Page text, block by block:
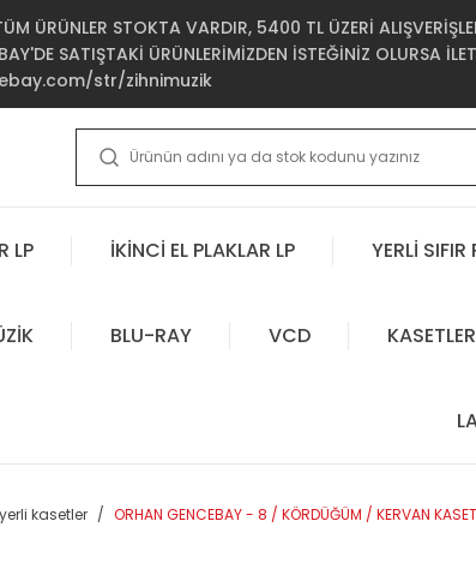
ÜRÜNLER STOKTA VARDIR, 5400 TL ÜZERİ
SATIŞTAKİ ÜRÜNLERİMİZDEN İSTEĞİNİZ OLURSA
str/zihnimuzik
LP İKİNCİ EL PLAKLAR LP YERLİ SIFIR
BLU-RAY VCD KASETLER
yerli kasetler ORHAN GENCEBAY - 8 / KÖRDÜĞÜM / KERVAN